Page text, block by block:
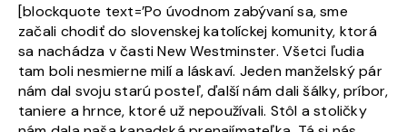
[blockquote text=’Po úvodnom zabývaní sa, sme
začali chodiť do slovenskej katolíckej komunity, ktorá
sa nachádza v časti New Westminster. Všetci ľudia
tam boli nesmierne milí a láskaví. Jeden manželský pár
nám dal svoju starú posteľ, ďalší nám dali šálky, príbor,
taniere a hrnce, ktoré už nepoužívali. Stôl a stoličky